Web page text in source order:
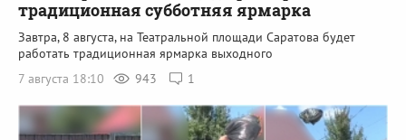
традиционная субботняя ярмарка
Завтра, 8 августа, на Театральной площади Саратова будет
работать традиционная ярмарка выходного
7 августа 18:10
943 1